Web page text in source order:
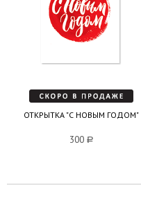
ОТКРЫТКА "С НОВЫМ ГОДОМ"
300 a